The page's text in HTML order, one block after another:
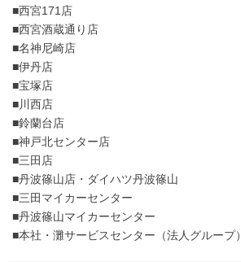
■西宮171店
■西宮酒蔵通り店
■名神尼崎店
■伊丹店
■宝塚店
■川西店
■鈴蘭台店
■神戸北センター店
■三田店
■丹波篠山店・ダイハツ丹波篠山
■三田マイカーセンター
■丹波篠山マイカーセンター
■本社・灘サービスセンター（法人グループ）